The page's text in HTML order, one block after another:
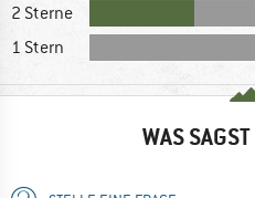
2 Sterne
1 Stern
WAS